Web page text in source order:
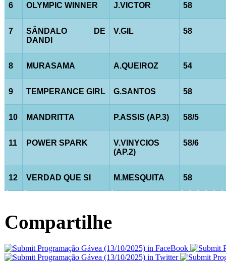
6 OLYMPIC WINNER J.VICTOR 58
7
SÂNDALO DE
DANDI
V.GIL 58
8 MURASAMA A.QUEIROZ 54
9 TEMPERANCE GIRL G.SANTOS 58
10 MANDRITTA P.ASSIS (AP.3) 58/5
11 POWER SPARK
V.VINYCIOS
(AP.2)
58/6
12 VERDAD QUE SI M.MESQUITA 58
Compartilhe